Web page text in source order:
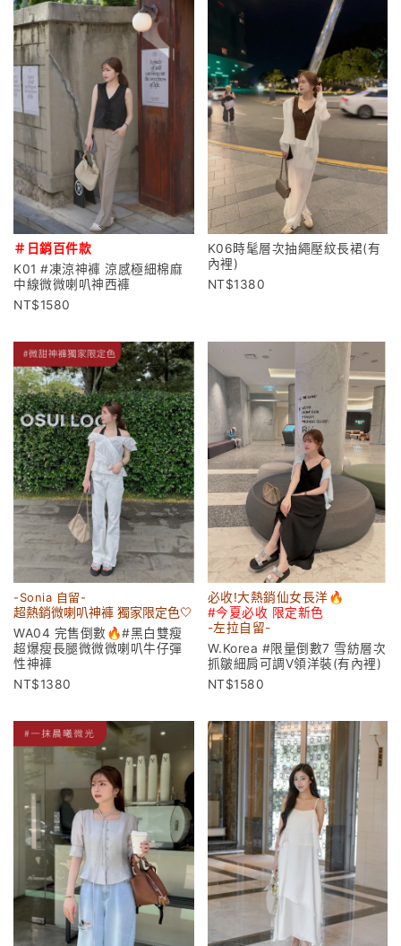
＃日銷百件款
K01 #凍涼神褲 涼感極細棉麻
中線微微喇叭神西褲
1580
K06時髦層次抽繩壓紋長裙(有
內裡)
1380
-Sonia 自留-
超熱銷微喇叭神褲 獨家限定色🤍
WA04 完售倒數🔥#黑白雙瘦
超爆瘦長腿微微微喇叭牛仔彈
性神褲
1380
必收!大熱銷仙女長洋🔥
#今夏必收 限定新色
-左拉自留-
W.Korea #限量倒數7 雪紡層次
抓皺細肩可調V領洋裝(有內裡)
1580